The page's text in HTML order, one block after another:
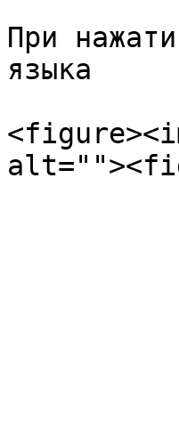
При
языка